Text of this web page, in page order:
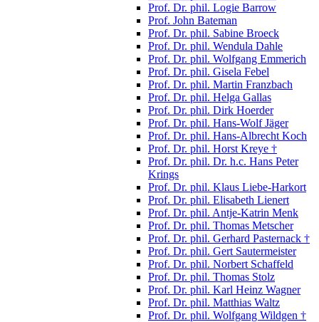
Prof. Dr. phil. Logie Barrow
Prof. John Bateman
Prof. Dr. phil. Sabine Broeck
Prof. Dr. phil. Wendula Dahle
Prof. Dr. phil. Wolfgang Emmerich
Prof. Dr. phil. Gisela Febel
Prof. Dr. phil. Martin Franzbach
Prof. Dr. phil. Helga Gallas
Prof. Dr. phil. Dirk Hoerder
Prof. Dr. phil. Hans-Wolf Jäger
Prof. Dr. phil. Hans-Albrecht Koch
Prof. Dr. phil. Horst Kreye †
Prof. Dr. phil. Dr. h.c. Hans Peter
Krings
Prof. Dr. phil. Klaus Liebe-Harkort
Prof. Dr. phil. Elisabeth Lienert
Prof. Dr. phil. Antje-Katrin Menk
Prof. Dr. phil. Thomas Metscher
Prof. Dr. phil. Gerhard Pasternack †
Prof. Dr. phil. Gert Sautermeister
Prof. Dr. phil. Norbert Schaffeld
Prof. Dr. phil. Thomas Stolz
Prof. Dr. phil. Karl Heinz Wagner
Prof. Dr. phil. Matthias Waltz
Prof. Dr. phil. Wolfgang Wildgen †